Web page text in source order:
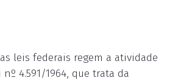
leis federais regem a atividade
4.591/1964, que trata da